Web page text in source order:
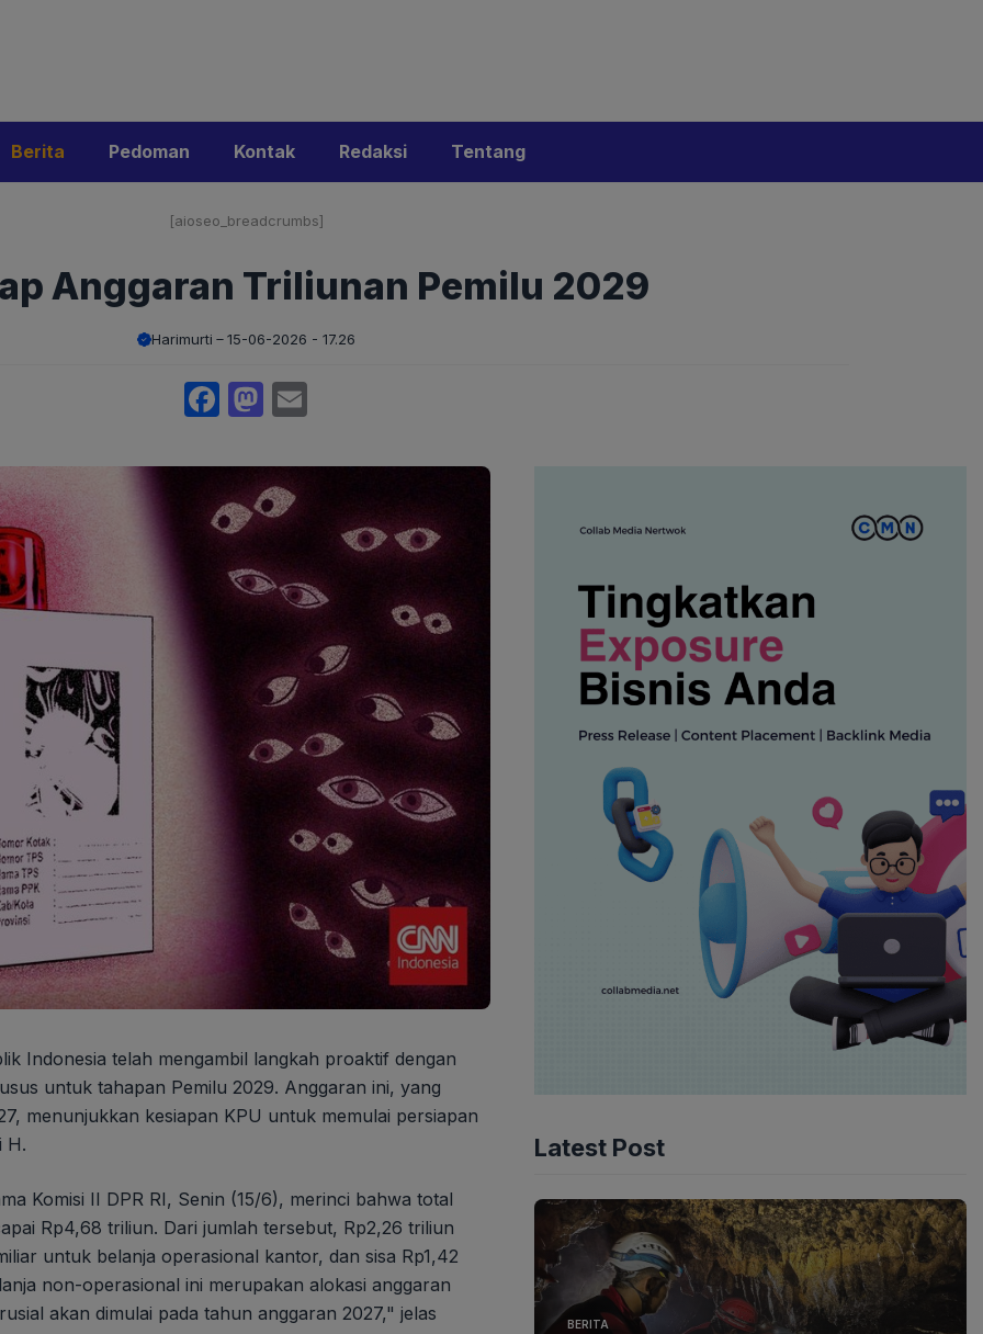
Berita Pedoman Kontak Redaksi Tentang
[aioseo_breadcrumbs]
Anggaran Triliunan Pemilu 2029
Harimurti 15-06-2026 - 17.26
Facebook
Mastodon
Indonesia telah mengambil langkah proaktif dengan
untuk tahapan Pemilu 2029. Anggaran ini, yang
menunjukkan kesiapan KPU untuk memulai persiapan
H.
Komisi II DPR RI, Senin (15/6), merinci bahwa total
Rp4,68 triliun. Dari jumlah tersebut, Rp2,26 triliun
untuk belanja operasional kantor, dan sisa Rp1,42
non-operasional ini merupakan alokasi anggaran
akan dimulai pada tahun anggaran 2027," jelas
Latest Post
BERITA